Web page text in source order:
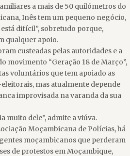
a mais de 50 quilómetros do
Inês tem um pequeno negócio,
está difícil”, sobretudo porque,
qualquer apoio.
custeadas pelas autoridades e a
movimento “Geração 18 de Março”,
voluntários que tem apoiado as
mas atualmente depende
improvisada na varanda da sua
muito dele”, admite a viúva.
Moçambicana de Polícias, há
moçambicanos que perderam
de protestos em Moçambique,